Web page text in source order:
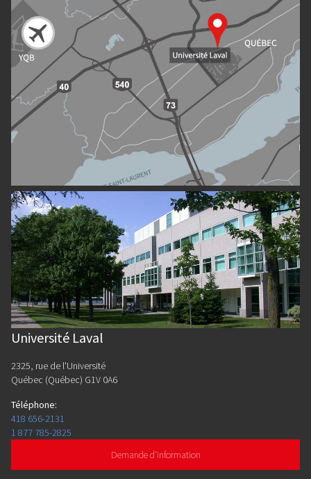
Université Laval
2325, rue de l'Université
Québec (Québec) G1V 0A6
Téléphone:
418 656-2131
1 877 785-2825
Demande d'information